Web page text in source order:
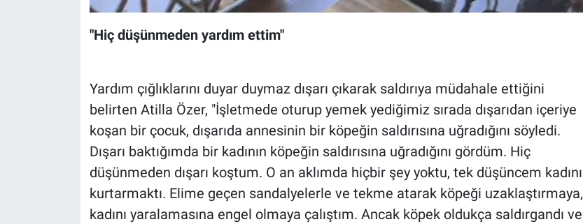
"Hiç düşünmeden yardım ettim"
Yardım çığlıklarını duyar duymaz dışarı çıkarak saldırıya müdahale ettiğini
belirten Atilla Özer, "İşletmede oturup yemek yediğimiz sırada dışarıdan içeriye
koşan bir çocuk, dışarıda annesinin bir köpeğin saldırısına uğradığını söyledi.
Dışarı baktığımda bir kadının köpeğin saldırısına uğradığını gördüm. Hiç
düşünmeden dışarı koştum. O an aklımda hiçbir şey yoktu, tek düşüncem kadını
kurtarmaktı. Elime geçen sandalyelerle ve tekme atarak köpeği uzaklaştırmaya,
kadını yaralamasına engel olmaya çalıştım. Ancak köpek oldukça saldırgandı ve